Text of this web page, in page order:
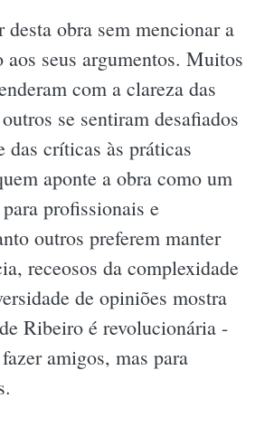
obra sem mencionar a
seus argumentos. Muitos
com a clareza das
se sentiram desafiados
das críticas às práticas
aponte a obra como um
profissionais e
outros preferem manter
receosos da complexidade
de opiniões mostra
Ribeiro é revolucionária -
amigos, mas para